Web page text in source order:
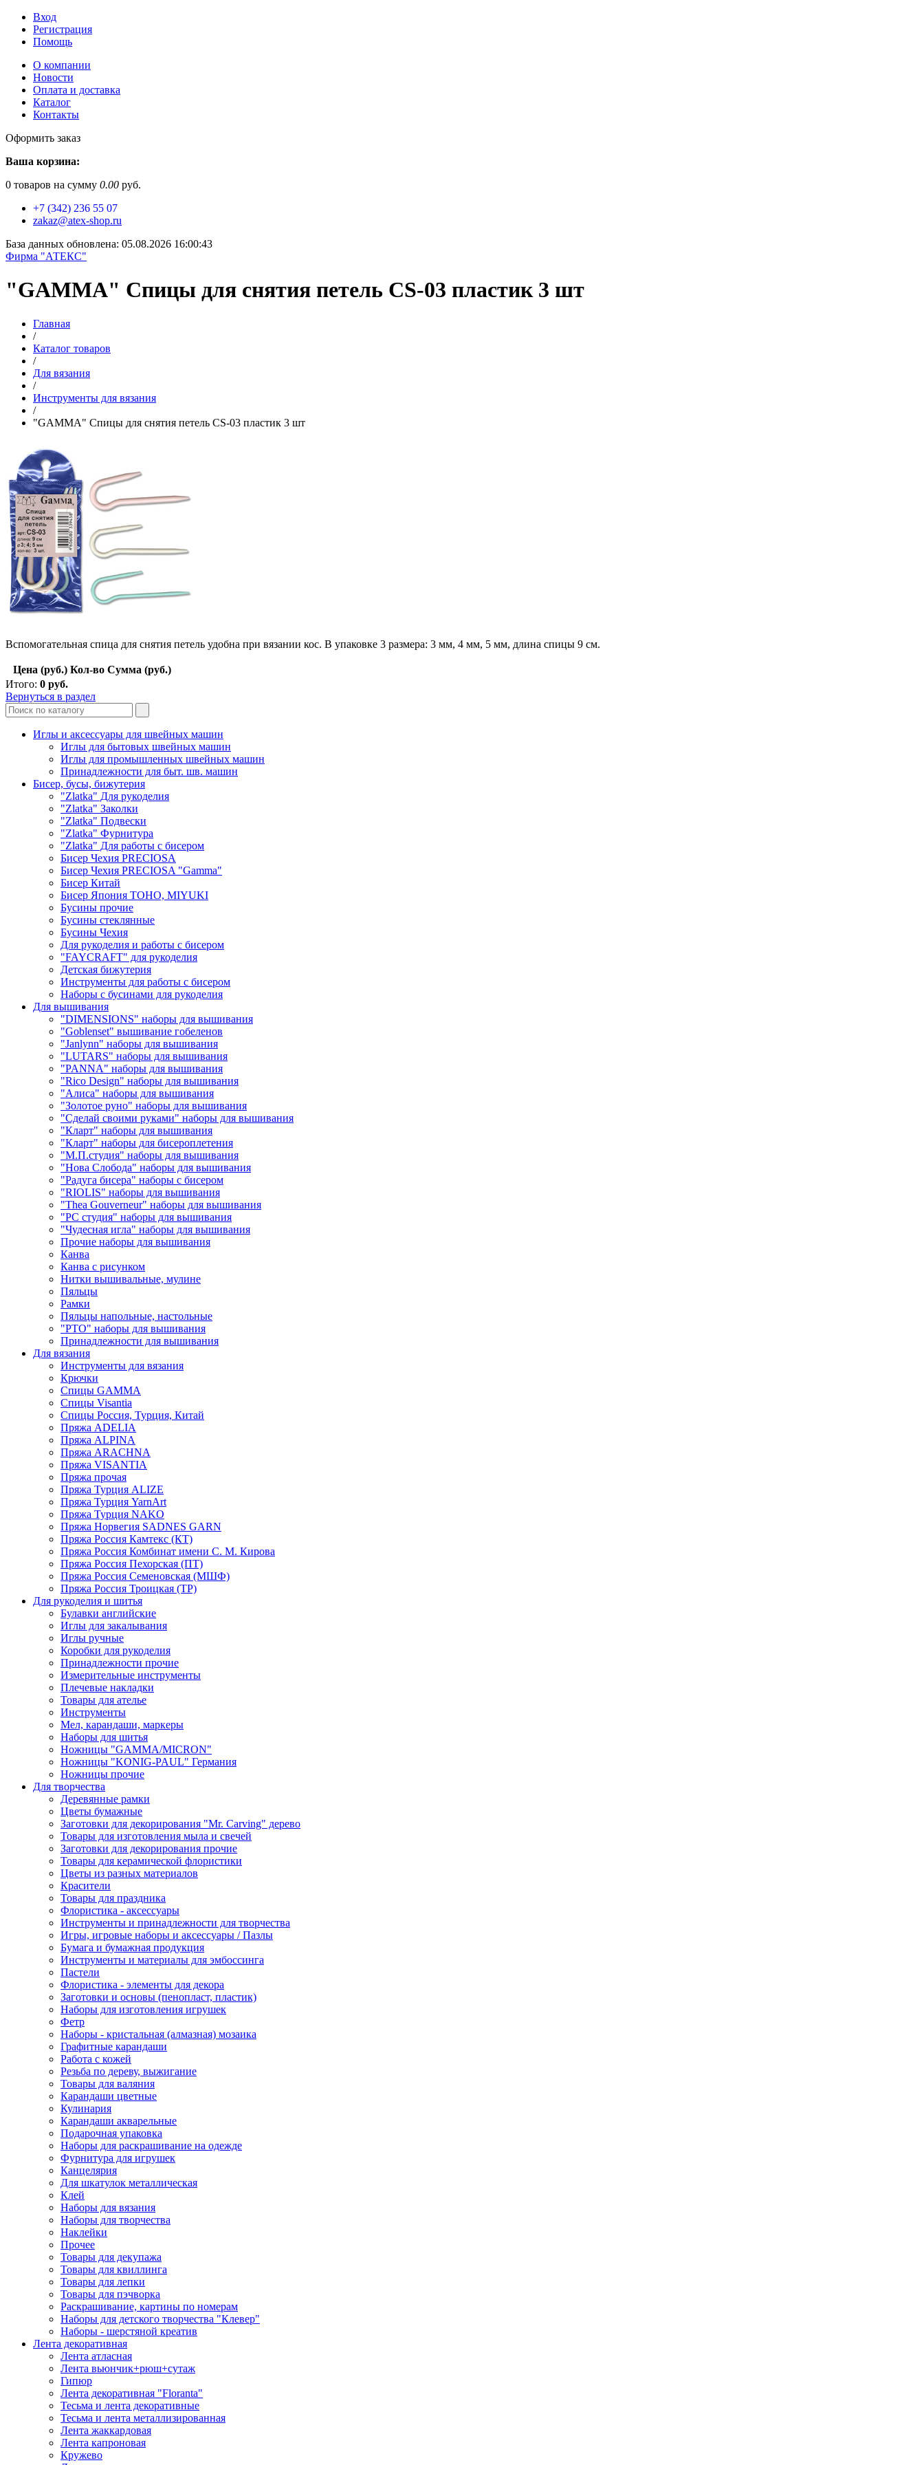
Вход
Регистрация
Помощь
О компании
Новости
Оплата и доставка
Каталог
Контакты
Оформить заказ
Ваша корзина:
0 товаров на сумму 0.00 руб.
+7 (342) 236 55 07
zakaz@atex-shop.ru
База данных обновлена: 05.08.2026 16:00:43
Фирма "АТЕКС"
"GAMMA" Спицы для снятия петель CS-03 пластик 3 шт
Главная
/
Каталог товаров
/
Для вязания
/
Инструменты для вязания
/
"GAMMA" Спицы для снятия петель CS-03 пластик 3 шт
Вспомогательная спица для снятия петель удобна при вязании кос. В упаковке 3 размера: 3 мм, 4 мм, 5 мм, длина спицы 9 см.
Цена (руб.) Кол-во Сумма (руб.)
Итого: 0 руб.
Вернуться в раздел
Иглы и аксессуары для швейных машин
Иглы для бытовых швейных машин
Иглы для промышленных швейных машин
Принадлежности для быт. шв. машин
Бисер, бусы, бижутерия
"Zlatka" Для рукоделия
"Zlatka" Заколки
"Zlatka" Подвески
"Zlatka" Фурнитура
"Zlatka" Для работы с бисером
Бисер Чехия PRECIOSA
Бисер Чехия PRECIOSA "Gamma"
Бисер Китай
Бисер Япония TOHO, MIYUKI
Бусины прочие
Бусины стеклянные
Бусины Чехия
Для рукоделия и работы с бисером
"FAYCRAFT" для рукоделия
Детская бижутерия
Инструменты для работы с бисером
Наборы с бусинами для рукоделия
Для вышивания
"DIMENSIONS" наборы для вышивания
"Goblenset" вышивание гобеленов
"Janlynn" наборы для вышивания
"LUTARS" наборы для вышивания
"PANNA" наборы для вышивания
"Rico Design" наборы для вышивания
"Алиса" наборы для вышивания
"Золотое руно" наборы для вышивания
"Сделай своими руками" наборы для вышивания
"Кларт" наборы для вышивания
"Кларт" наборы для бисероплетения
"М.П.студия" наборы для вышивания
"Нова Слобода" наборы для вышивания
"Радуга бисера" наборы с бисером
"RIOLIS" наборы для вышивания
"Thea Gouverneur" наборы для вышивания
"РС студия" наборы для вышивания
"Чудесная игла" наборы для вышивания
Прочие наборы для вышивания
Канва
Канва с рисунком
Нитки вышивальные, мулине
Пяльцы
Рамки
Пяльцы напольные, настольные
"РТО" наборы для вышивания
Принадлежности для вышивания
Для вязания
Инструменты для вязания
Крючки
Спицы GAMMA
Спицы Visantia
Спицы Россия, Турция, Китай
Пряжа ADELIA
Пряжа ALPINA
Пряжа ARACHNA
Пряжа VISANTIA
Пряжа прочая
Пряжа Турция ALIZE
Пряжа Турция YarnArt
Пряжа Турция NAKO
Пряжа Норвегия SADNES GARN
Пряжа Россия Камтекс (КТ)
Пряжа Россия Комбинат имени С. М. Кирова
Пряжа Россия Пехорская (ПТ)
Пряжа Россия Семеновская (МШФ)
Пряжа Россия Троицкая (ТР)
Для рукоделия и шитья
Булавки английские
Иглы для закалывания
Иглы ручные
Коробки для рукоделия
Принадлежности прочие
Измерительные инструменты
Плечевые накладки
Товары для ателье
Инструменты
Мел, карандаши, маркеры
Наборы для шитья
Ножницы "GAMMA/MICRON"
Ножницы "KONIG-PAUL" Германия
Ножницы прочие
Для творчества
Деревянные рамки
Цветы бумажные
Заготовки для декорирования "Mr. Carving" дерево
Товары для изготовления мыла и свечей
Заготовки для декорирования прочие
Товары для керамической флористики
Цветы из разных материалов
Красители
Товары для праздника
Флористика - аксессуары
Инструменты и принадлежности для творчества
Игры, игровые наборы и аксессуары / Пазлы
Бумага и бумажная продукция
Инструменты и материалы для эмбоссинга
Пастели
Флористика - элементы для декора
Заготовки и основы (пенопласт, пластик)
Наборы для изготовления игрушек
Фетр
Наборы - кристальная (алмазная) мозаика
Графитные карандаши
Работа с кожей
Резьба по дереву, выжигание
Товары для валяния
Карандаши цветные
Кулинария
Карандаши акварельные
Подарочная упаковка
Наборы для раскрашивание на одежде
Фурнитура для игрушек
Канцелярия
Для шкатулок металлическая
Клей
Наборы для вязания
Наборы для творчества
Наклейки
Прочее
Товары для декупажа
Товары для квиллинга
Товары для лепки
Товары для пэчворка
Раскрашивание, картины по номерам
Наборы для детского творчества "Клевер"
Наборы - шерстяной креатив
Лента декоративная
Лента атласная
Лента вьюнчик+рюш+сутаж
Гипюр
Лента декоративная "Floranta"
Тесьма и лента декоративные
Тесьма и лента металлизированная
Лента жаккардовая
Лента капроновая
Кружево